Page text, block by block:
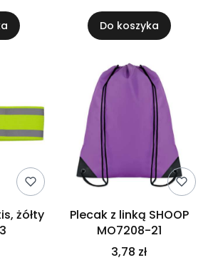
Do koszyka
żółty
Plecak z linką SHOOP
MO7208-21
3,78 zł